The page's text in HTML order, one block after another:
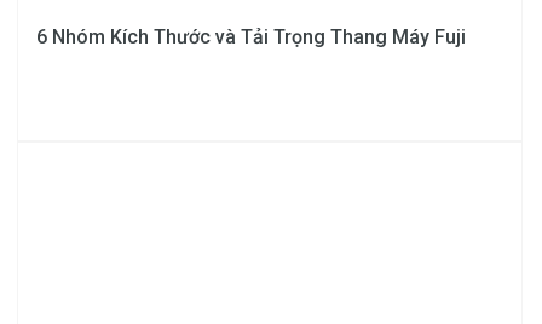
6 Nhóm Kích Thước và Tải Trọng Thang Máy Fuji